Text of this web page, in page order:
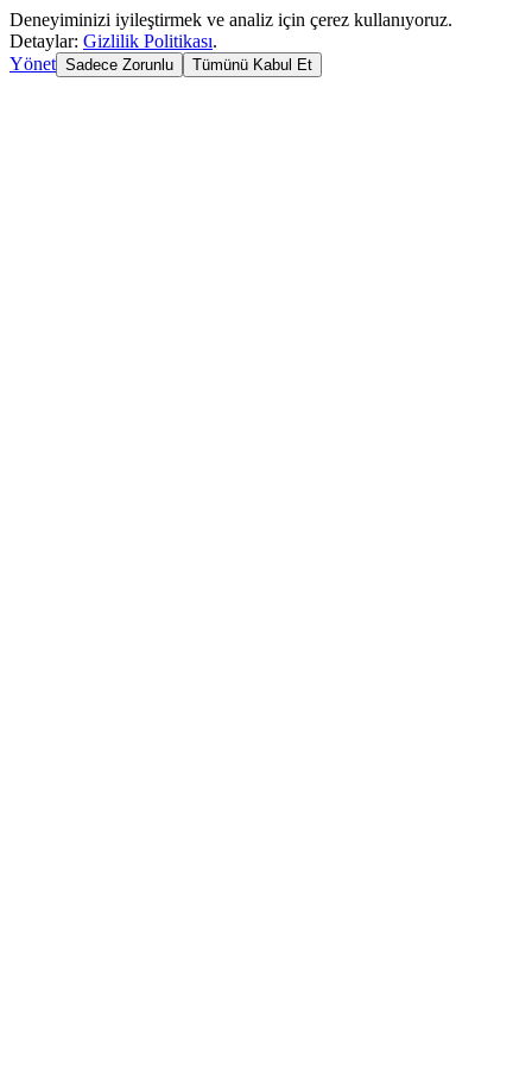
Deneyiminizi iyileştirmek ve analiz için çerez kullanıyoruz.
Detaylar: Gizlilik Politikası.
Yönet Sadece Zorunlu Tümünü Kabul Et